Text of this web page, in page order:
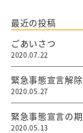
最近の投稿
ごあいさつ
2020.07.22
緊急事態宣言解
2020.05.27
緊急事態宣言の
2020.05.13